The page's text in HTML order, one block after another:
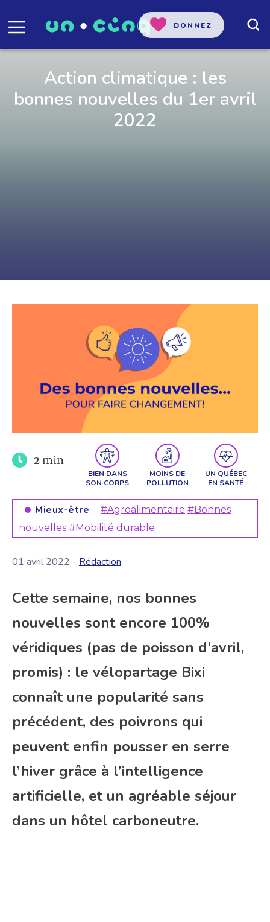
DONNEZ
Action climatique : les
bonnes nouvelles du 1er avril
2022
2min
BIEN DANS
SON CORPS
MOINS DE
POLLUTION
UN QUÉBEC
EN SANTÉ
Mieux-être #Agroalimentaire #Bonnes
nouvelles #Mobilité durable
01 avril 2022 - Rédaction,
Cette semaine, nos bonnes
nouvelles sont encore 100%
véridiques (pas de poisson d’avril,
promis) : le vélopartage Bixi
connaît une popularité sans
précédent, des poivrons qui
peuvent enfin pousser en serre
l’hiver grâce à l’intelligence
artificielle, et un agréable séjour
dans un hôtel carboneutre.